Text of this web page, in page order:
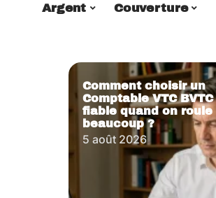
Argent Couverture
Comment choisir un
Comptable VTC BVTC
fiable quand on roule
beaucoup ?
5 août 2026